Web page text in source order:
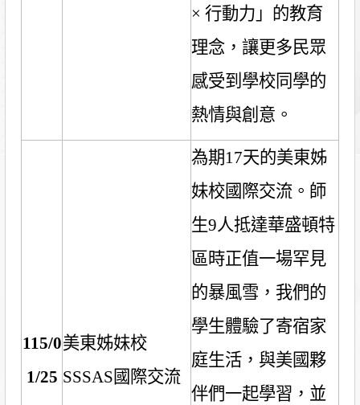
× 行動力」的教育
理念，讓更多民眾
感受到學校同學的
熱情與創意。
115/0
1/25
美東姊妹校
SSSAS 國際交流
為期17天的美東姊
妹校國際交流。師
生9人抵達華盛頓特
區時正值一場罕見
的暴風雪，我們的
學生體驗了寄宿家
庭生活，與美國夥
伴們一起學習，並